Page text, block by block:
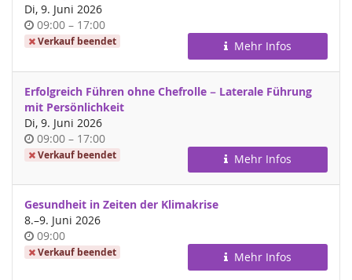
Di, 9. Juni 2026
Uhrzeit
09:00 –bis
17:00
Verkauf beendet Mehr Infos
Erfolgreich Führen ohne Chefrolle − Laterale Führung
mit Persönlichkeit
Di, 9. Juni 2026
Uhrzeit
09:00 –bis
17:00
Verkauf beendet Mehr Infos
Gesundheit in Zeiten der Klimakrise
8.–bis
9. Juni 2026
Uhrzeit
09:00
Verkauf beendet Mehr Infos